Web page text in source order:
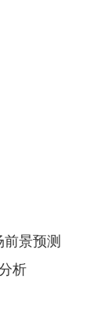
景预测
析